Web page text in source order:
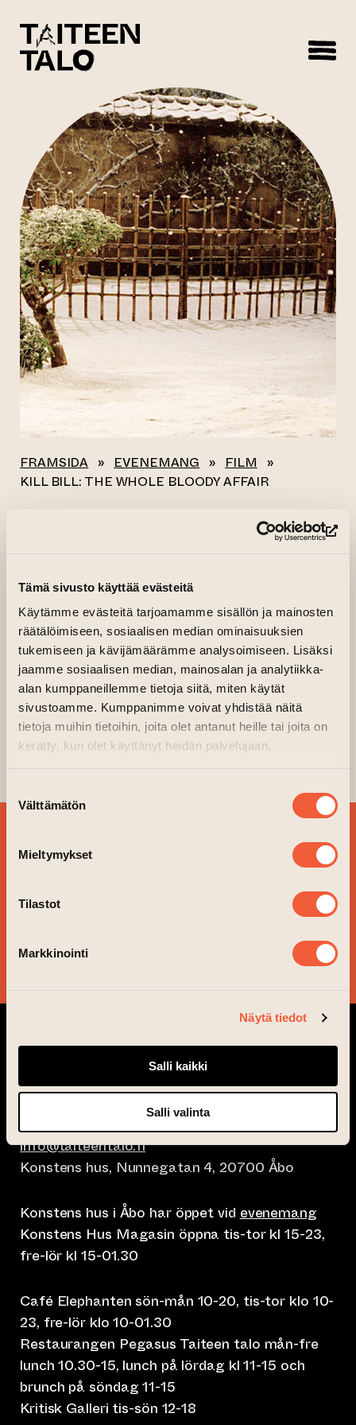
Tämä sivusto käyttää evästeitä
Käytämme evästeitä tarjoamamme sisällön ja mainosten
räätälöimiseen, sosiaalisen median ominaisuuksien
tukemiseen ja kävijämäärämme analysoimiseen. Lisäksi
jaamme sosiaalisen median, mainosalan ja analytiikka-
alan kumppaneillemme tietoja siitä, miten käytät
sivustoamme. Kumppanimme voivat yhdistää näitä
tietoja muihin tietoihin, joita olet antanut heille tai joita on
kerätty, kun olet käyttänyt heidän palvelujaan.
valinta
Välttämätön
Mieltymykset
Tilastot
Markkinointi
Näytä tiedot
Salli kaikki
Salli valinta
FRAMSIDA » EVENEMANG » FILM
»
KILL BILL: THE WHOLE BLOODY AFFAIR
Alla evenemang
KILL BILL: THE
WHOLE BLOODY
AFFAIR
01.03.2026 kl. 12.00—16.35Köp biljett(leder till
05.03.2026 kl. 18.00—22.35Köp biljett(leder till
Kino Kilta
Arrangör: Kino Kilta(leder till annan webbtjänst)
NYHETSBREV OCH
GÅNG!
JA TACK!
info@taiteentalo.fi
Konstens hus, Nunnegatan 4, 20700 Åbo
Konstens hus i Åbo har öppet vid evenemang
Konstens Hus Magasin öppna tis-tor kl 15-23,
fre-lör kl 15-01.30
Café Elephanten sön-mån 10-20, tis-tor klo 10-
23, fre-lör klo 10-01.30
Restaurangen Pegasus Taiteen talo mån-fre
lunch 10.30-15, lunch på lördag kl 11-15 och
brunch på söndag 11-15
Kritisk Galleri tis-sön 12-18